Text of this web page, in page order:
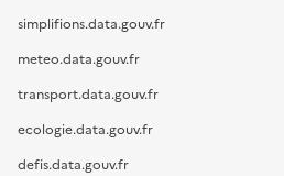
simplifions.data.gouv.fr
meteo.data.gouv.fr
transport.data.gouv.fr
ecologie.data.gouv.fr
defis.data.gouv.fr